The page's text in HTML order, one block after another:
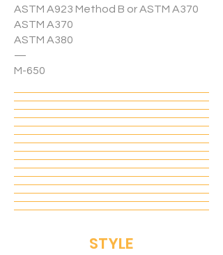
ASTM A923 Method B or ASTM A370
ASTM A370
ASTM A380
—
M-650
STYLE